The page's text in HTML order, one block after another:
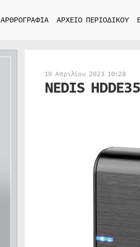
ΑΡΘΡΟΓΡΑΦΙΑ ΑΡΧΕΙΟ ΠΕΡΙΟΔΙΚΟΥ
19 Απριλίου 2023 10:28
NEDIS